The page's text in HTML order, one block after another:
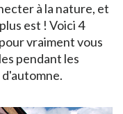
à la nature, et
est ! Voici 4
vraiment vous
pendant les